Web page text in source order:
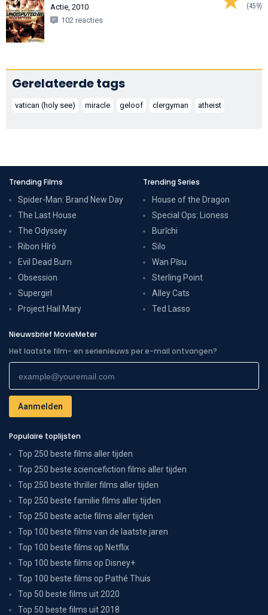
(459)
Actie, 2010
102 reacties
Gerelateerde tags
vatican (holy see) miracle geloof clergyman atheist
Trending Films
Spider-Man: Brand New Day
The Last House
The Odyssey
Ribon Hîrô
Evil Dead Burn
Obsession
Supergirl
Project Hail Mary
Trending Series
House of the Dragon
Special Ops: Lioness
Burīchi
Silo
Wan Pīsu
Sterling Point
Alley Cats
Ted Lasso
Nieuwsbrief MovieMeter
Het laatste film- en serienieuws per e-mail ontvangen?
Populaire toplijsten
Top 250 beste films aller tijden
Top 250 beste sciencefiction films aller tijden
Top 250 beste thriller films aller tijden
Top 250 beste familie films aller tijden
Top 250 beste actie films aller tijden
Top 100 beste films van de laatste jaren
Top 100 beste films op Netflix
Top 100 beste films op Disney+
Top 100 beste films op Pathé Thuis
Top 50 beste films uit 2020
Top 50 beste films uit 2018